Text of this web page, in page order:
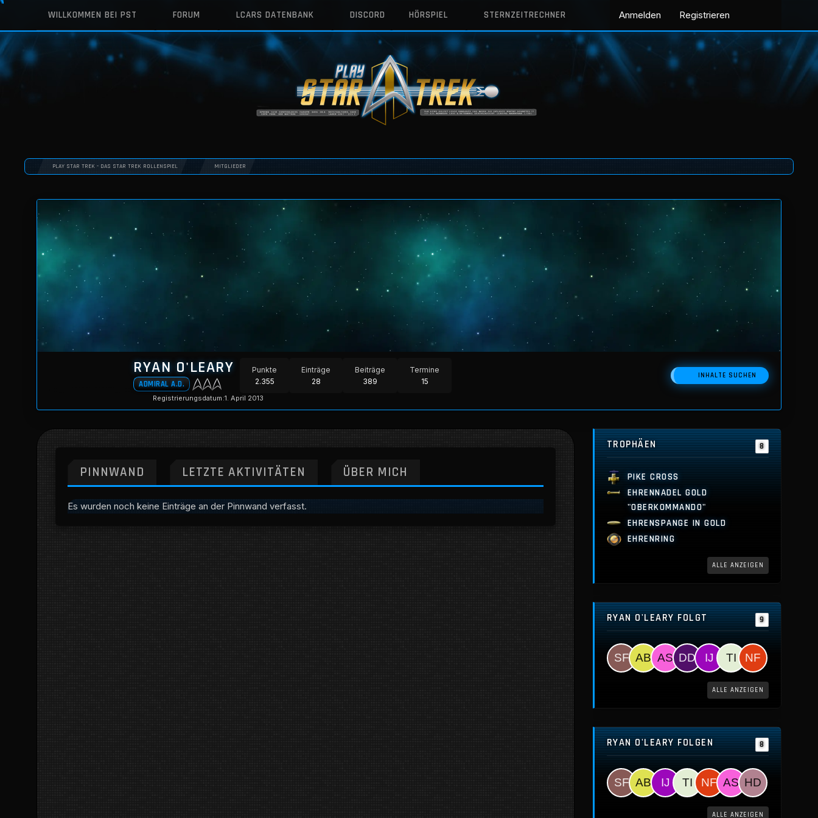
WILLKOMMEN BEI PST FORUM LCARS DATENBANK DISCORD HÖRSPIEL STERNZEITRECHNER Anmelden Registrieren
PLAY STAR TREK - DAS STAR TREK ROLLENSPIEL MITGLIEDER
RYAN O'LEARY
ADMIRAL A.D.
Punkte
2.355
Einträge
28
Beiträge
389
Termine
15
INHALTE SUCHEN
Registrierungsdatum 1. April 2013
PINNWAND LETZTE AKTIVITÄTEN ÜBER MICH
Es wurden noch keine Einträge an der Pinnwand verfasst.
TROPHÄEN 8
PIKE CROSS
EHRENNADEL GOLD
"OBERKOMMANDO"
EHRENSPANGE IN GOLD
EHRENRING
ALLE ANZEIGEN
RYAN O'LEARY FOLGT 9
ALLE ANZEIGEN
RYAN O'LEARY FOLGEN 8
ALLE ANZEIGEN